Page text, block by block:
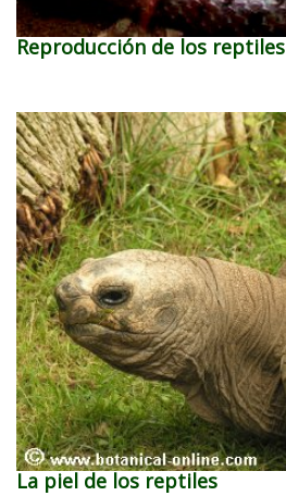
Reproducción de los reptiles
La piel de los reptiles